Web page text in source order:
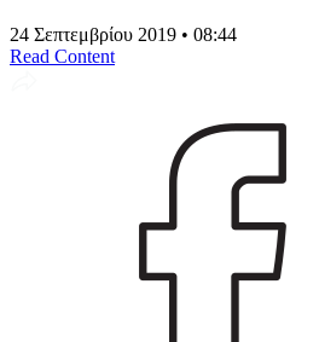
24 Σεπτεμβρίου 2019 • 08:44
Read Content